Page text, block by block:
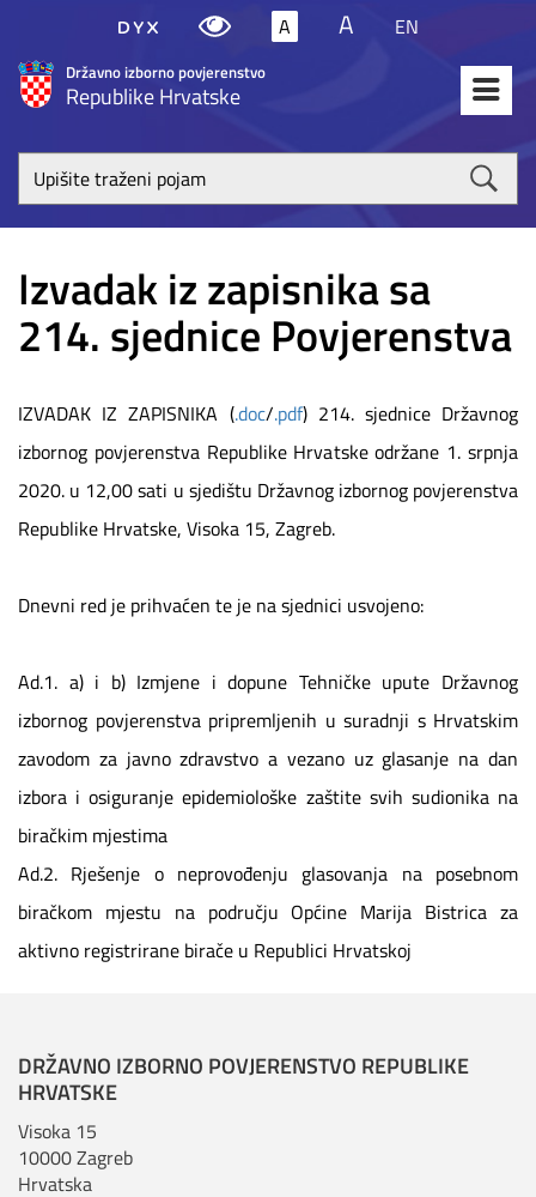
Državno izborno povjerenstvo
Republike Hrvatske
A A EN
Upišite
traženi
Izvadak iz zapisnika sa
214. sjednice Povjerenstva
IZVADAK IZ ZAPISNIKA (.doc/.pdf) 214. sjednice Državnog
izbornog povjerenstva Republike Hrvatske održane 1. srpnja
2020. u 12,00 sati u sjedištu Državnog izbornog povjerenstva
Republike Hrvatske, Visoka 15, Zagreb.
Dnevni red je prihvaćen te je na sjednici usvojeno:
Ad.1. a) i b) Izmjene i dopune Tehničke upute Državnog
izbornog povjerenstva pripremljenih u suradnji s Hrvatskim
zavodom za javno zdravstvo a vezano uz glasanje na dan
izbora i osiguranje epidemiološke zaštite svih sudionika na
biračkim mjestima
Ad.2. Rješenje o neprovođenju glasovanja na posebnom
biračkom mjestu na području Općine Marija Bistrica za
aktivno registrirane birače u Republici Hrvatskoj
DRŽAVNO IZBORNO POVJERENSTVO REPUBLIKE
HRVATSKE
Visoka 15
10000 Zagreb
Hrvatska